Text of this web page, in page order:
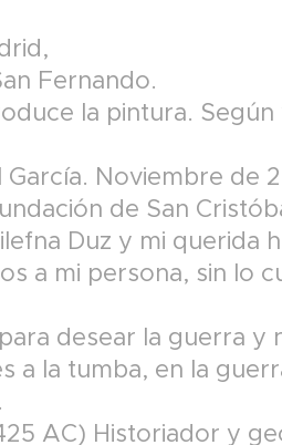
Fernando.
la pintura. Según
Noviembre de
de San
Duz y mi querida
a mi persona, sin lo
desear la guerra y
a la tumba, en la
AC) Historiador y